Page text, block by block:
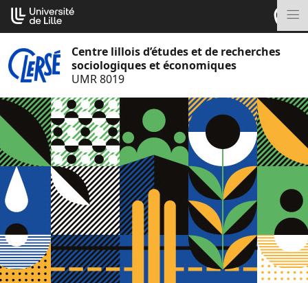
Aller
au
contenu
Centre lillois d’études et de recherches
sociologiques et économiques
UMR 8019
Cookies management panel